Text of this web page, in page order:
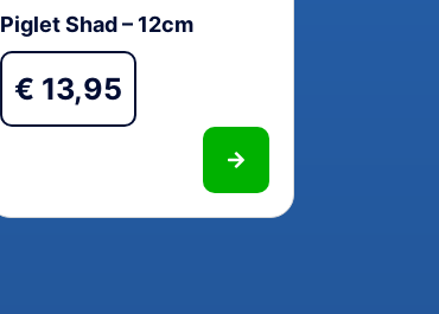
Piglet Shad – 12cm
€ 13,95